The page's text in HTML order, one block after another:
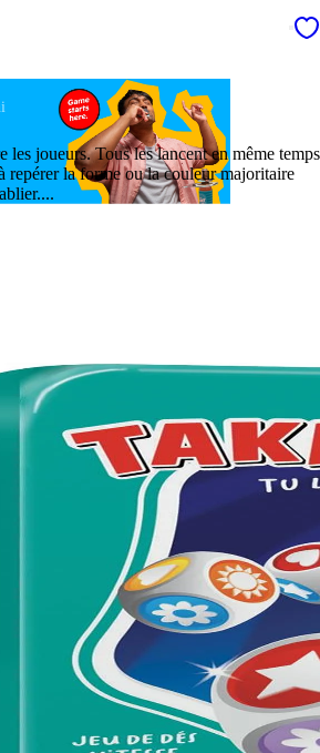
les joueurs. Tous les lancent en même temps
repérer la forme ou la couleur majoritaire